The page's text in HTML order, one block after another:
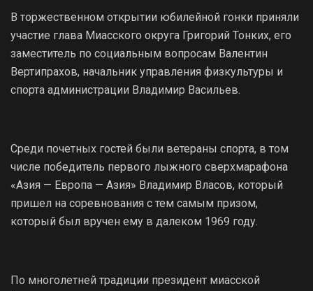
В торжественном открытии юбилейной гонки приняли
участие глава Миасского округа Григорий Тонких, его
заместитель по социальным вопросам Валентин
Вертипрахов, начальник управления физкультуры и
спорта администрации Владимир Васильев.
Среди почетных гостей были ветераны спорта, в том
числе победитель первого лыжного сверхмарафона
«Азия — Европа — Азия» Владимир Власов, который
пришел на соревнования с тем самым призом,
который был вручен ему в далеком 1969 году.
По многолетней традиции президент миасской